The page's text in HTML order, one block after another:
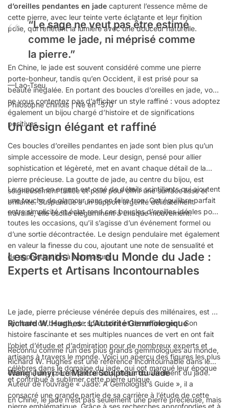
d’oreilles pendantes en jade capturent l’essence même de
cette pierre, avec leur teinte verte éclatante et leur finition
polie, qui reflètent la lumière avec une douceur naturelle.
“Le sage ne veut pas être estimé
comme le jade, ni méprisé comme
la pierre.”
—Lao-Tseu,
Philosophe chinois | Né en -570
En Chine, le jade est souvent considéré comme une pierre
porte-bonheur, tandis qu’en Occident, il est prisé pour sa
beauté inégalée. En portant des boucles d’oreilles en jade, vous
ne vous contentez pas d’afficher un style raffiné : vous adoptez
également un bijou chargé d’histoire et de significations
positives.
Un design élégant et raffiné
Ces boucles d’oreilles pendantes en jade sont bien plus qu’un
simple accessoire de mode. Leur design, pensé pour allier
sophistication et légèreté, met en avant chaque détail de la
pierre précieuse. La goutte de jade, au centre du bijou, est
soigneusement taillée et polie pour offrir une surface lisse et
brillante. Suspendue à un support argenté délicatement
travaillé, elle oscille élégamment à chaque mouvement.
Le support en argent est orné de détails scintillants qui ajoutent
une touche de glamour sans en faire trop. Cet équilibre parfait
entre simplicité et éclat rend ces boucles d’oreilles idéales pour
toutes les occasions, qu’il s’agisse d’un événement formel ou
d’une sortie décontractée. Le design pendulaire met également
en valeur la finesse du cou, ajoutant une note de sensualité et
de sophistication à votre allure.
Les Grands Noms du Monde du Jade :
Experts et Artisans Incontournables
Le jade, pierre précieuse vénérée depuis des millénaires, est un
symbole de beauté, de spiritualité et de raffinement. Son
histoire fascinante et ses multiples nuances de vert en ont fait
l’objet d’étude et d’admiration pour de nombreux experts et
artisans à travers le monde. Voici un aperçu des figures les plus
célèbres dans le domaine du jade, qui ont marqué leur époque
et contribué à sublimer cette pierre unique.
Richard W. Hughes : L’Autorité Gemmologique
Reconnu comme l’un des plus grands gemmologues au monde,
Richard W. Hughes est une référence incontournable dans le
domaine des pierres précieuses, et particulièrement du jade.
Auteur de l’ouvrage « Jade: A Gemologist’s Guide », il a
consacré une grande partie de sa carrière à l’étude de cette
pierre emblématique. Grâce à ses recherches approfondies et à
Wang Junyi : Le Maître Sculpteur du Jade
En Chine, le jade n’est pas seulement une pierre précieuse, mais